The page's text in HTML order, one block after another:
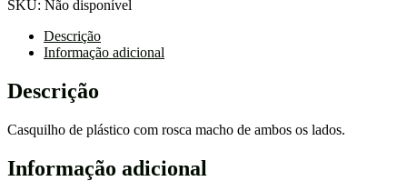
MACHO
MACHO
SKU: Não disponível
Descrição
Informação adicional
Descrição
Casquilho de plástico com rosca macho de ambos os lados.
Informação adicional